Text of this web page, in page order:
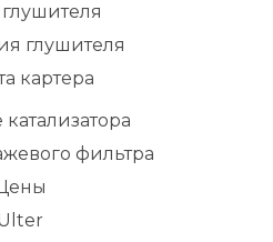
глушителя
картера
фильтра